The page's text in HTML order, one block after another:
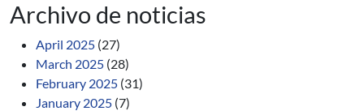
Archivo de noticias
April 2025 (27)
March 2025 (28)
February 2025 (31)
January 2025 (7)